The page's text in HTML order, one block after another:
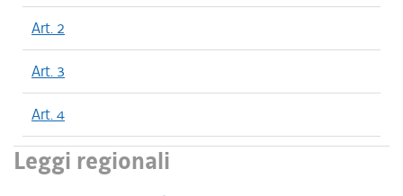
Art. 2
Art. 3
Art. 4
Leggi regionali